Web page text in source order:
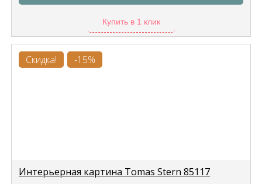
Купить в 1 клик
Скидка! -15%
Интерьерная картина Tomas Stern 85117